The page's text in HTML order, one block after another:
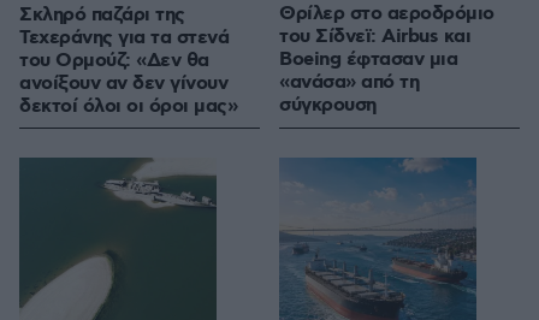
Σκληρό παζάρι της
Τεχεράνης για τα στενά
του Ορμούζ: «Δεν θα
ανοίξουν αν δεν γίνουν
δεκτοί όλοι οι όροι μας»
Θρίλερ στο αεροδρόμιο
του Σίδνεϊ: Airbus και
Boeing έφτασαν μια
«ανάσα» από τη
σύγκρουση